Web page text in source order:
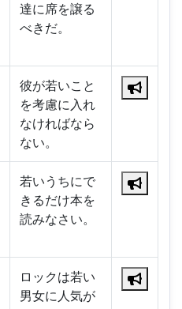
達に席を譲る
べきだ。
彼が若いこと
を考慮に入れ
なければなら
ない。
若いうちにで
きるだけ本を
読みなさい。
ロックは若い
男女に人気が